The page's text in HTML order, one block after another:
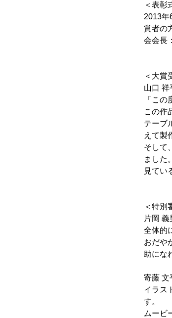
＜表彰
2013年
賞者の
会会長
＜大賞
山口 祥
「こ
この作
テーブ
えて製
そして
ました。
見てい
＜特別
片岡
全体的
おだや
助にな
寄藤 文
イラス
す。
ムービ